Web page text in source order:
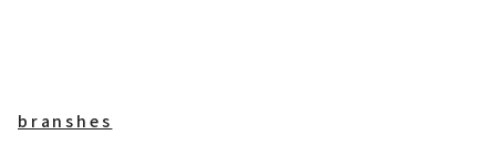
branshes